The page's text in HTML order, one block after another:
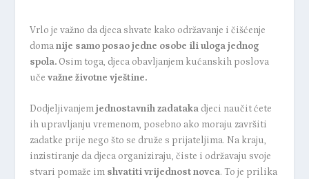
Vrlo je važno da djeca shvate kako održavanje i čišćenje
domanije samo posao jedne osobe ili uloga jednog
spola.Osim toga, djeca obavljanjem kućanskih poslova
uče važne životne vještine.
Dodjeljivanjemjednostavnih zadatakadjeci naučit ćete
ih upravljanju vremenom, posebno ako moraju završiti
zadatke prije nego što se druže s prijateljima. Na kraju,
inzistiranje da djeca organiziraju, čiste i održavaju svoje
stvari pomaže im shvatiti vrijednost novca. To je prilika